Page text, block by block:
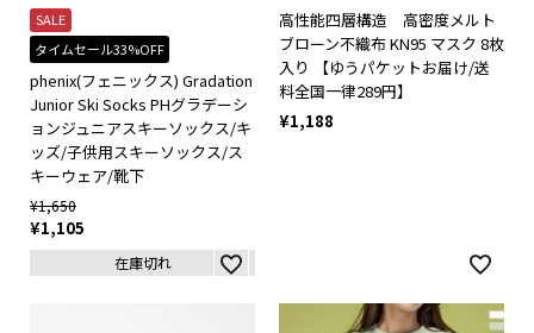
SALE
タイムセール33%OFF
phenix(フェニックス) Gradation
Junior Ski Socks PHグラデーシ
ョンジュニアスキーソックス/キ
ッズ/子供用スキーソックス/ス
キーウェア/靴下
¥1,650
¥1,105
在庫切れ
高性能四層構造 高密度メルト
ブローン不織布 KN95 マスク 8枚
入り 【ゆうパケットお届け/送
料全国一律289円】
¥1,188